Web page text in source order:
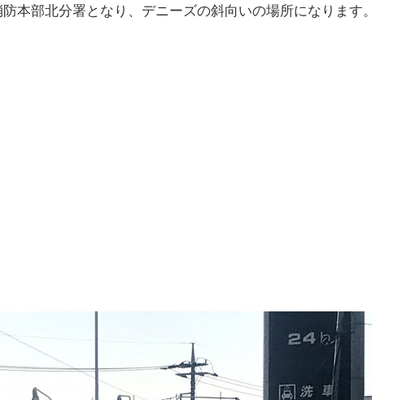
本部北分署となり、デニーズの斜向いの場所になります。